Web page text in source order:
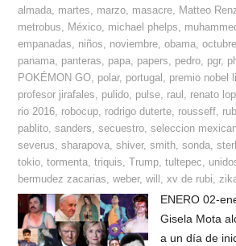
almada martes marzo masacre Matteo
metrobus
México michael phelps
empanadas
niños noviembre ,obama ,octubre
panama panteras papa papers pedro pgr,
POKÉMON GO polar, portugal premio nobel
profesor jirafales
pulido pulse raul renato
rio 2016 robocup rodrigo duterte rousseff
pablito ,sanders ,secuestro ,seleccion
severus ,sharapova ,shiver,smith ,sonda ,
tokio ,tormenta ,triquis ,Trump ,tultepec
bermudez zacarias ,weber,will ,xv de rubi
ENERO 02-
Gisela Mota
a un día de